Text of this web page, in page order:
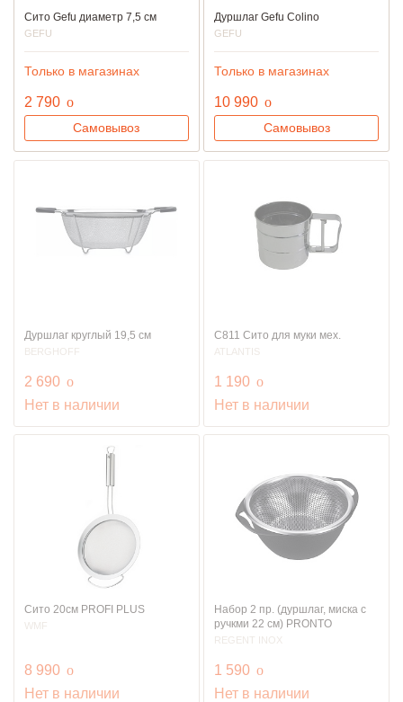
Сито Gefu диаметр 7,5 см
GEFU
Только в магазинах
2 790 руб.
o
Самовывоз
Дуршлаг Gefu Colino
GEFU
Только в магазинах
10 990 руб.
o
Самовывоз
Дуршлаг круглый 19,5 см
BERGHOFF
2 690 руб.
o
Нет в наличии
C811 Сито для муки мех.
ATLANTIS
1 190 руб.
o
Нет в наличии
Сито 20см PROFI PLUS
WMF
8 990 руб.
o
Нет в наличии
Набор 2 пр. (дуршлаг, миска с
ручкми 22 см) PRONTO
REGENT INOX
1 590 руб.
o
Нет в наличии